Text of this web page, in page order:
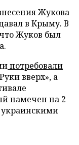
Жукова
в Крыму. В
Жуков был
потребовали
вверх», а
намечен на 2
украинскими